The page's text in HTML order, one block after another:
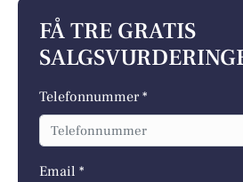
FÅ TRE GRATIS
Telefonnummer *
Email *